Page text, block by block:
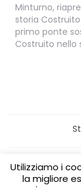
Minturno,
storia Costruito
primo ponte
Costruito nello
Green
Utilizziamo i
la migliore